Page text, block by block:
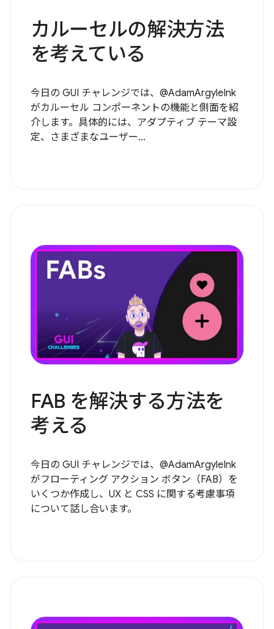
カルーセルの解決方法
を考えている
今日の GUI チャレンジでは、@AdamArgyleInk
がカルーセル コンポーネントの機能と側面を紹
介します。具体的には、アダプティブ テーマ設
定、さまざまなユーザー...
FAB を解決する方法を
考える
今日の GUI チャレンジでは、@AdamArgyleInk
がフローティング アクション ボタン（FAB）を
いくつか作成し、UX と CSS に関する考慮事項
について話し合います。